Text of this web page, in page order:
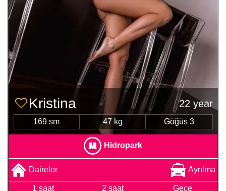
Kristina 22 year
169 sm 47 kg Göğüs 3
Hidropark
Daireler Ayrılma
1 saat
2 saat
Gece